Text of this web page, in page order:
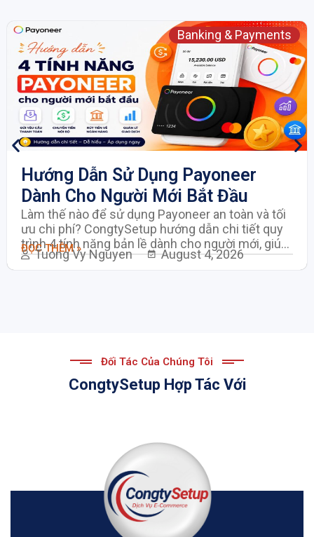
Hướng Dẫn Sử Dụng Payoneer
Dành Cho Người Mới Bắt Đầu
Làm thế nào để sử dụng Payoneer an toàn và tối
ưu chi phí? CongtySetup hướng dẫn chi tiết quy
trình 4 tính năng bản lề dành cho người mới, giúp
doanh nghiệp và freelancer tối ưu hóa dòng tiền
ĐỌC THÊM »
Tuong Vy Nguyen August 4, 2026
Banking & Payments
Đối Tác Của Chúng Tôi
CongtySetup Hợp Tác Với